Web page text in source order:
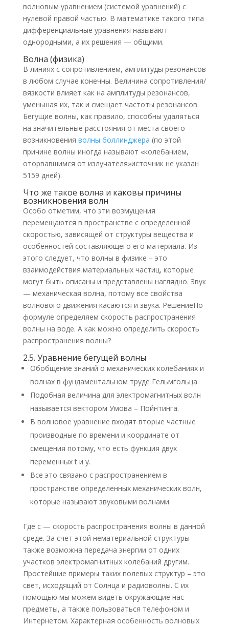
волновым уравнением (системой уравнений) с
нулевой правой частью. В математике такого типа
дифференциальные уравнения называют
однородными, а их решения — общими.
Волна (физика)
В линиях с сопротивлением, амплитуды резонансов
в любом случае конечны. Величина сопротивления/
вязкости влияет как на амплитуды резонансов,
уменьшая их, так и смещает частоты резонансов.
Бегущие волны, как правило, способны удаляться
на значительные расстояния от места своего
возникновения волны боллинджера (по этой
причине волны иногда называют «колебанием,
оторвавшимся от излучателя»источник не указан
5159 дней).
Что же такое волна и каковы причины
возникновения волн
Особо отметим, что эти возмущения
перемещаются в пространстве с определенной
скоростью, зависящей от структуры вещества и
особенностей составляющего его материала. Из
этого следует, что волны в физике – это
взаимодействия материальных частиц, которые
могут быть описаны и представлены наглядно. Звук
— механическая волна, потому все свойства
волнового движения касаются и звука. РешениеПо
формуле определяем скорость распространения
волны на воде. А как можно определить скорость
распространения волны?
2.5. Уравнение бегущей волны
Обобщение знаний о механических колебаниях и
волнах в фундаментальном труде Гельмгольца.
Подобная величина для электромагнитных волн
называется вектором Умова – Пойнтинга.
В волновое уравнение входят вторые частные
производные по времени и координате от
смещения потому, что есть функция двух
переменных t и y.
Все это связано с распространением в
пространстве определенных механических волн,
которые называют звуковыми волнами.
Где c — скорость распространения волны в данной
среде. За счет этой нематериальной структуры
также возможна передача энергии от одних
участков электромагнитных колебаний другим.
Простейшие примеры таких полевых структур – это
свет, исходящий от Солнца и радиоволны. С их
помощью мы можем видеть окружающие нас
предметы, а также пользоваться телефоном и
Интернетом. Характерная особенность волновых